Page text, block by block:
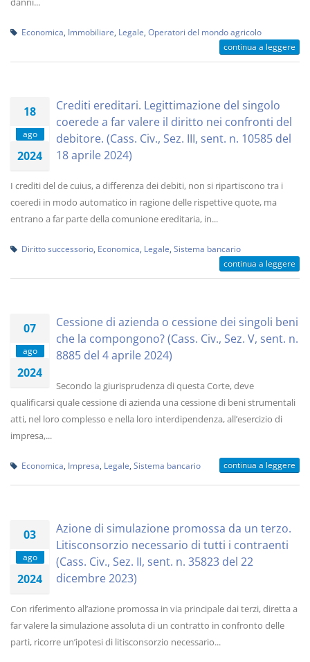
Economica Immobiliare Legale Operatori del mondo agricolo
continua a leggere
18
ago
2024
Crediti ereditari. Legittimazione del singolo
coerede a far valere il diritto nei confronti del
debitore. (Cass. Civ., Sez. III, sent. n. 10585 del
18 aprile 2024)
I crediti del de cuius, a differenza dei debiti, non si ripartiscono tra i
coeredi in modo automatico in ragione delle rispettive quote, ma
entrano a far parte della comunione ereditaria, in...
Diritto successorio Economica Legale Sistema bancario
continua a leggere
07
ago
2024
Cessione di azienda o cessione dei singoli beni
che la compongono? (Cass. Civ., Sez. V, sent. n.
8885 del 4 aprile 2024)
Secondo la giurisprudenza di questa Corte, deve
qualificarsi quale cessione di azienda una cessione di beni strumentali
atti, nel loro complesso e nella loro interdipendenza, all’esercizio di
impresa,...
Economica Impresa Legale Sistema bancario continua a leggere
03
ago
2024
Azione di simulazione promossa da un terzo.
Litisconsorzio necessario di tutti i contraenti
(Cass. Civ., Sez. II, sent. n. 35823 del 22
dicembre 2023)
Con riferimento all’azione promossa in via principale dai terzi, diretta a
far valere la simulazione assoluta di un contratto in confronto delle
parti, ricorre un’ipotesi di litisconsorzio necessario...